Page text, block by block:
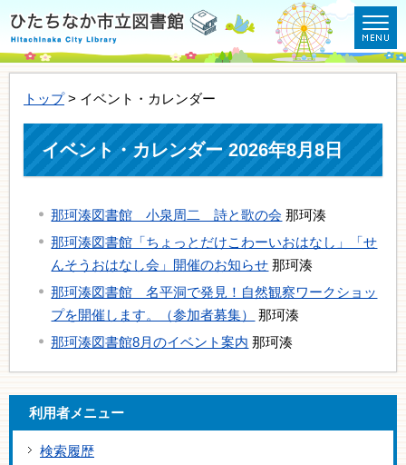
トップ> イベント・カレンダー
イベント・カレンダー 2026年8月8日
那珂湊図書館 小泉周二 詩と歌の会 那珂湊
那珂湊図書館「ちょっとだけこわーいおはなし」「せ
んそうおはなし会」開催のお知らせ 那珂湊
那珂湊図書館 名平洞で発見！自然観察ワークショッ
プを開催します。（参加者募集）
那珂湊
那珂湊図書館8月のイベント案内 那珂湊
利用者メニュー
検索履歴